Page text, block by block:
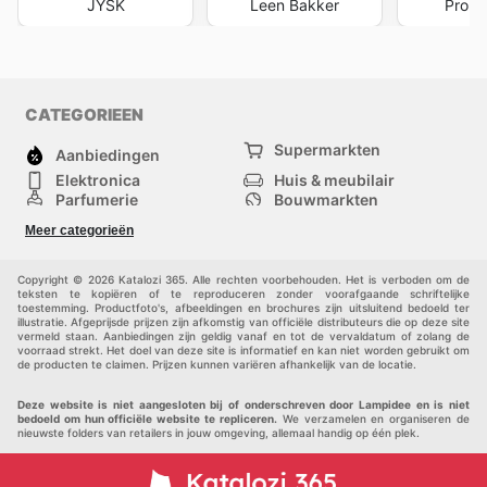
JYSK Leen Bakker
CATEGORIEEN
Aanbiedingen
Supermarkten
Elektronica
Huis & meubilair
Parfumerie
Bouwmarkten
Kinderen
Meer categorieën
Copyright © 2026 Katalozi 365. Alle rechten voorbehouden. Het is verboden om de
teksten te kopiëren of te reproduceren zonder voorafgaande schriftelijke
toestemming. Productfoto's, afbeeldingen en brochures zijn uitsluitend bedoeld ter
illustratie. Afgeprijsde prijzen zijn afkomstig van officiële distributeurs die op deze site
vermeld staan. Aanbiedingen zijn geldig vanaf en tot de vervaldatum of zolang de
voorraad strekt. Het doel van deze site is informatief en kan niet worden gebruikt om
de producten te claimen. Prijzen kunnen variëren afhankelijk van de locatie.
Deze website is niet aangesloten bij of onderschreven door Lampidee en is niet
bedoeld om hun officiële website te repliceren. We verzamelen en organiseren de
nieuwste folders van retailers in jouw omgeving, allemaal handig op één plek.